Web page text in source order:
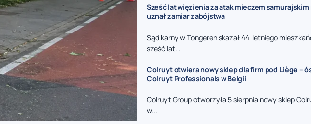
Sześć lat więzienia za atak mieczem samurajskim
uznał zamiar zabójstwa
Sąd karny w Tongeren skazał 44-letniego
sześć lat...
Colruyt otwiera nowy sklep dla firm pod Liège –
Colruyt Professionals w Belgii
Colruyt Group otworzyła 5 sierpnia nowy sklep
w...